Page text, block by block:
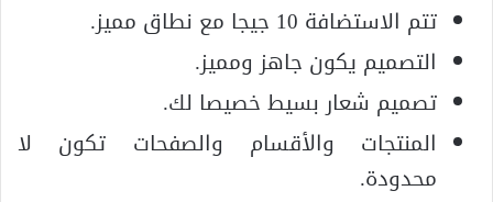
تتم الاستضافة 10 جيجا مع نطاق مميز.
التصميم يكون جاهز ومميز.
تصميم شعار بسيط خصيصا لك.
المنتجات والأقسام والصفحات تكون لا
محدودة.